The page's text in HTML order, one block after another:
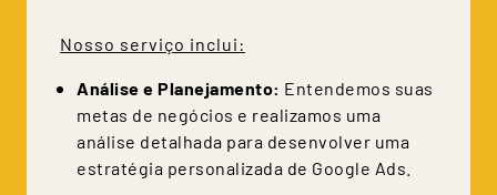
Nosso serviço inclui:
Análise e Planejamento: Entendemos suas
metas de negócios e realizamos uma
análise detalhada para desenvolver uma
estratégia personalizada de Google Ads.